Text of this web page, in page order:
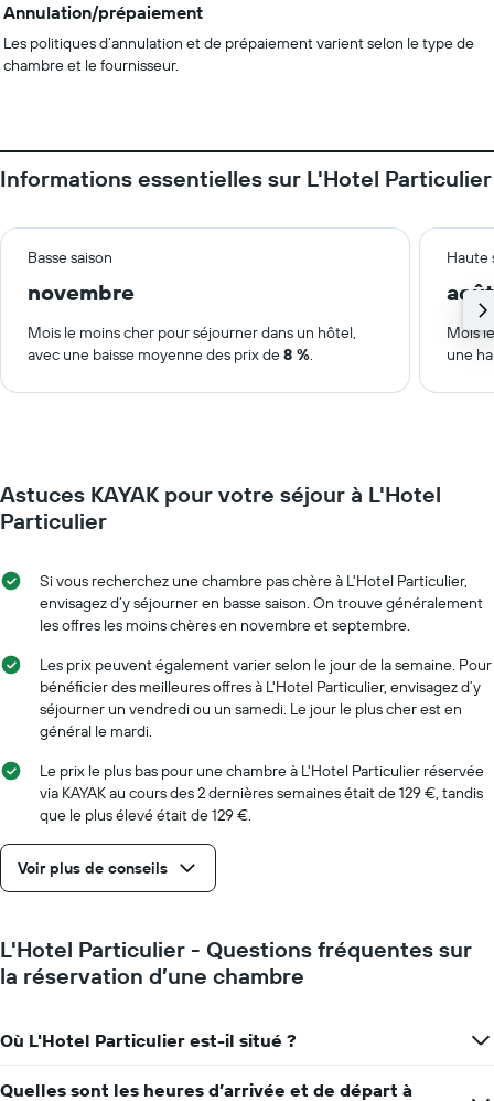
Annulation/prépaiement
Les politiques d’annulation et de prépaiement varient selon le type de
chambre et le fournisseur.
Informations essentielles sur L'Hotel Particulier
Basse saison Haute
novembre août
Mois le moins cher pour séjourner dans un hôtel,
avec une baisse moyenne des prix de8 %.
Mois
une
Astuces KAYAK pour votre séjour à L'Hotel
Particulier
Si vous recherchez une chambre pas chère à L'Hotel Particulier,
envisagez d’y séjourner en basse saison. On trouve généralement
les offres les moins chères en novembre et septembre.
Les prix peuvent également varier selon le jour de la semaine. Pour
bénéficier des meilleures offres à L'Hotel Particulier, envisagez d’y
séjourner un vendredi ou un samedi. Le jour le plus cher est en
général le mardi.
Le prix le plus bas pour une chambre à L'Hotel Particulier réservée
via KAYAK au cours des 2 dernières semaines était de 129 €, tandis
que le plus élevé était de 129 €.
Voir plus de conseils
L'Hotel Particulier - Questions fréquentes sur
la réservation d’une chambre
Où L'Hotel Particulier est-il situé ?
Quelles sont les heures d’arrivée et de départ à